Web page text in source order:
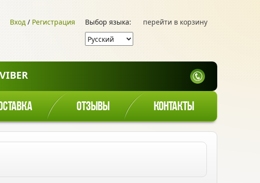
перейти в корзину
Выбор языка:
Вход / Регистрация
ОТЗЫВЫ КОНТАКТЫ